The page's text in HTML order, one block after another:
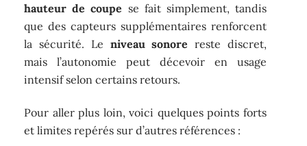
hauteur de coupe se fait simplement, tandis
que des capteurs supplémentaires renforcent
la sécurité. Le niveau sonore reste discret,
mais l’autonomie peut décevoir en usage
intensif selon certains retours.
Pour aller plus loin, voici quelques points forts
et limites repérés sur d’autres références :